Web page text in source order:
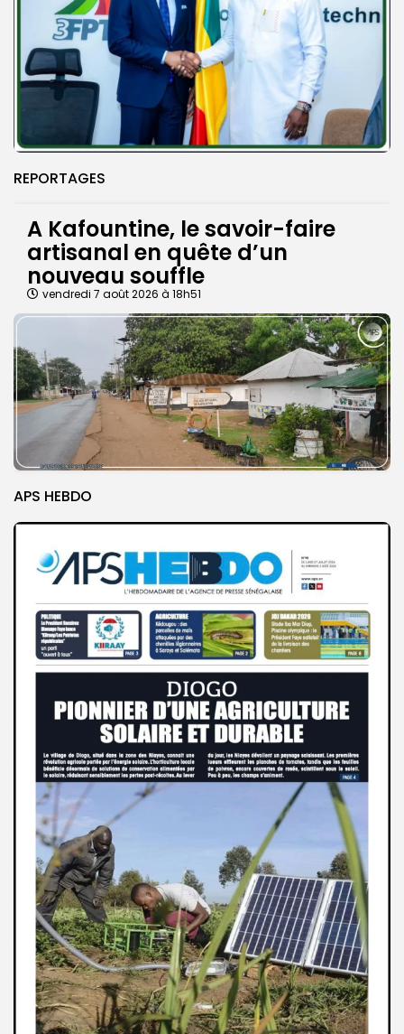
REPORTAGES
A Kafountine, le savoir-faire
artisanal en quête d’un
nouveau souffle
vendredi 7 août 2026 à 18h51
APS HEBDO